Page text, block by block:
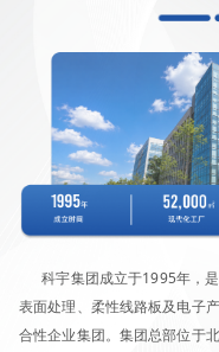
科宇集团成立于1995年，是
表面处理、柔性线路板及电子
合性企业集团。集团总部位于